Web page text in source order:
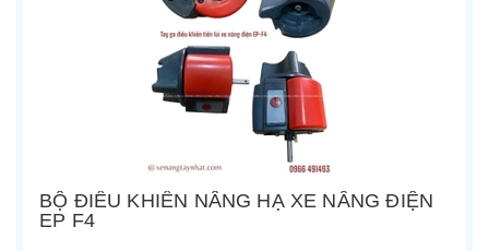
BỘ ĐIỀU KHIỂN NÂNG HẠ XE NÂNG ĐIỆN
EP F4